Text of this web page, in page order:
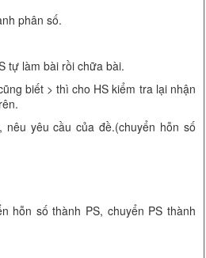
phân số.
tự làm bài rồi chữa bài.
biết > thì cho HS kiểm tra lại nhận
yêu cầu của đề.(chuyển hỗn số
hỗn số thành PS, chuyển PS thành